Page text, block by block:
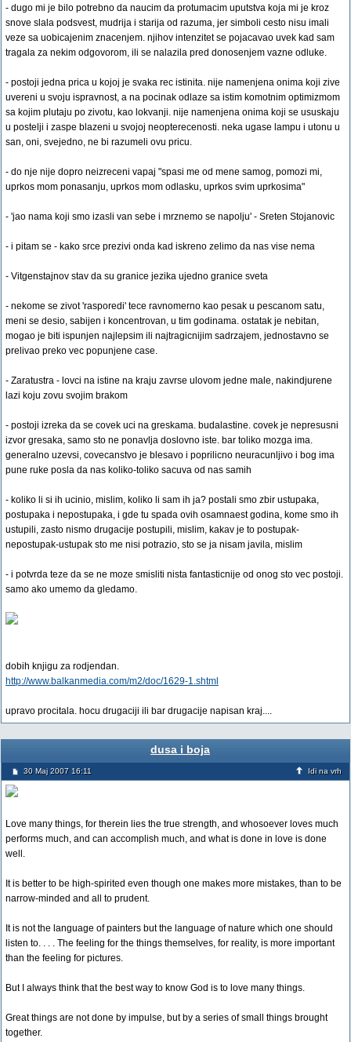
- dugo mi je bilo potrebno da naucim da protumacim uputstva koja mi je kroz
snove slala podsvest, mudrija i starija od razuma, jer simboli cesto nisu imali
veze sa uobicajenim znacenjem. njihov intenzitet se pojacavao uvek kad sam
tragala za nekim odgovorom, ili se nalazila pred donosenjem vazne odluke.
- postoji jedna prica u kojoj je svaka rec istinita. nije namenjena onima koji zive
uvereni u svoju ispravnost, a na pocinak odlaze sa istim komotnim optimizmom
sa kojim plutaju po zivotu, kao lokvanji. nije namenjena onima koji se ususkaju
u postelji i zaspe blazeni u svojoj neopterecenosti. neka ugase lampu i utonu u
san, oni, svejedno, ne bi razumeli ovu pricu.
- do nje nije dopro neizreceni vapaj "spasi me od mene samog, pomozi mi,
uprkos mom ponasanju, uprkos mom odlasku, uprkos svim uprkosima"
- 'jao nama koji smo izasli van sebe i mrznemo se napolju' - Sreten Stojanovic
- i pitam se - kako srce prezivi onda kad iskreno zelimo da nas vise nema
- Vitgenstajnov stav da su granice jezika ujedno granice sveta
- nekome se zivot 'rasporedi' tece ravnomerno kao pesak u pescanom satu,
meni se desio, sabijen i koncentrovan, u tim godinama. ostatak je nebitan,
mogao je biti ispunjen najlepsim ili najtragicnijim sadrzajem, jednostavno se
prelivao preko vec popunjene case.
- Zaratustra - lovci na istine na kraju zavrse ulovom jedne male, nakindjurene
lazi koju zovu svojim brakom
- postoji izreka da se covek uci na greskama. budalastine. covek je nepresusni
izvor gresaka, samo sto ne ponavlja doslovno iste. bar toliko mozga ima.
generalno uzevsi, covecanstvo je blesavo i poprilicno neuracunljivo i bog ima
pune ruke posla da nas koliko-toliko sacuva od nas samih
- koliko li si ih ucinio, mislim, koliko li sam ih ja? postali smo zbir ustupaka,
postupaka i nepostupaka, i gde tu spada ovih osamnaest godina, kome smo ih
ustupili, zasto nismo drugacije postupili, mislim, kakav je to postupak-
nepostupak-ustupak sto me nisi potrazio, sto se ja nisam javila, mislim
- i potvrda teze da se ne moze smisliti nista fantasticnije od onog sto vec postoji.
samo ako umemo da gledamo.
dobih knjigu za rodjendan.
http://www.balkanmedia.com/m2/doc/1629-1.shtml
upravo procitala. hocu drugaciji ili bar drugacije napisan kraj....
dusa i boja
30 Maj 2007 16:11 Idi na vrh
Love many things, for therein lies the true strength, and whosoever loves much
performs much, and can accomplish much, and what is done in love is done
well.
It is better to be high-spirited even though one makes more mistakes, than to be
narrow-minded and all to prudent.
It is not the language of painters but the language of nature which one should
listen to. . . . The feeling for the things themselves, for reality, is more important
than the feeling for pictures.
But I always think that the best way to know God is to love many things.
Great things are not done by impulse, but by a series of small things brought
together.